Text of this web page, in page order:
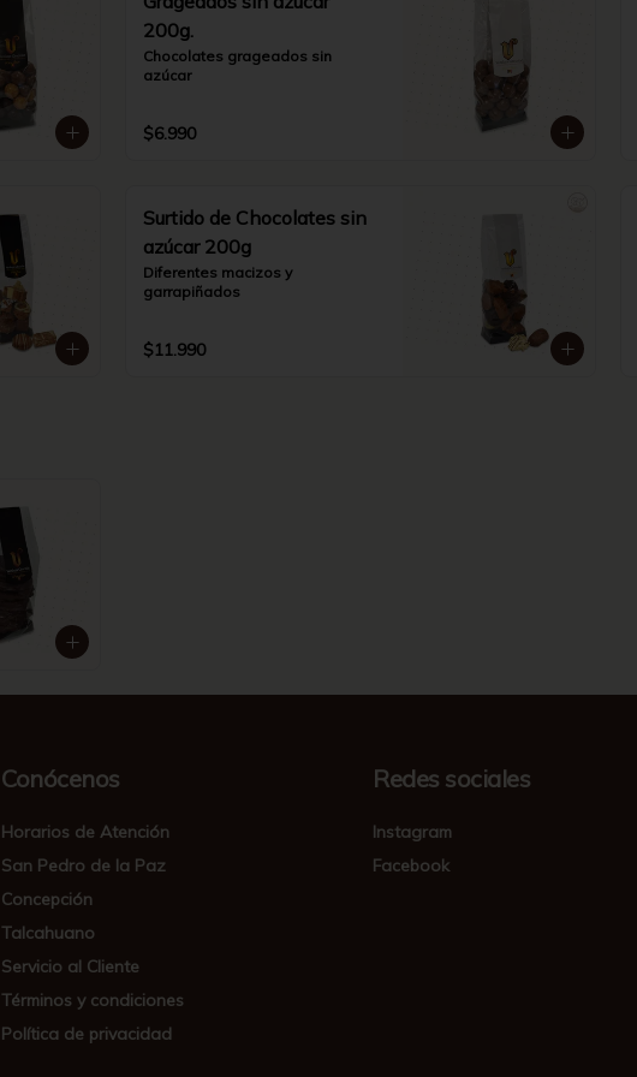
200g.
Chocolates grageados sin
azúcar
$6.990
Surtido de Chocolates sin
azúcar 200g
Diferentes macizos y
garrapiñados
$11.990
Conócenos
Horarios de Atención
San Pedro de la Paz
Concepción
Talcahuano
Servicio al Cliente
Términos y condiciones
Política de privacidad
Redes sociales
Instagram
Facebook